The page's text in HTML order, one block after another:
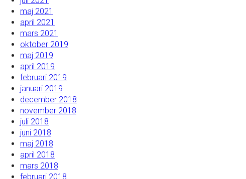
maj 2021
april 2021
mars 2021
oktober 2019
maj 2019
april 2019
februari 2019
januari 2019
december 2018
november 2018
juli 2018
juni 2018
maj 2018
april 2018
mars 2018
februari 2018